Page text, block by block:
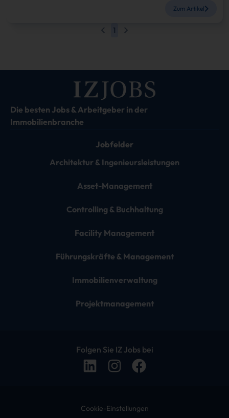
Zum Artikel
1
Die besten Jobs & Arbeitgeber in der
Immobilienbranche
Jobfelder
Architektur & Ingenieursleistungen
Asset-Management
Controlling & Buchhaltung
Facility Management
Führungskräfte & Management
Immobilienverwaltung
Projektmanagement
Folgen Sie IZ Jobs bei
Cookie-Einstellungen